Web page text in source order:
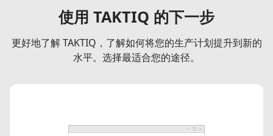
使用 TAKTIQ 的下一步
更好地了解 TAKTIQ，了解如何将您的生产计划提升到新的
水平。选择最适合您的途径。